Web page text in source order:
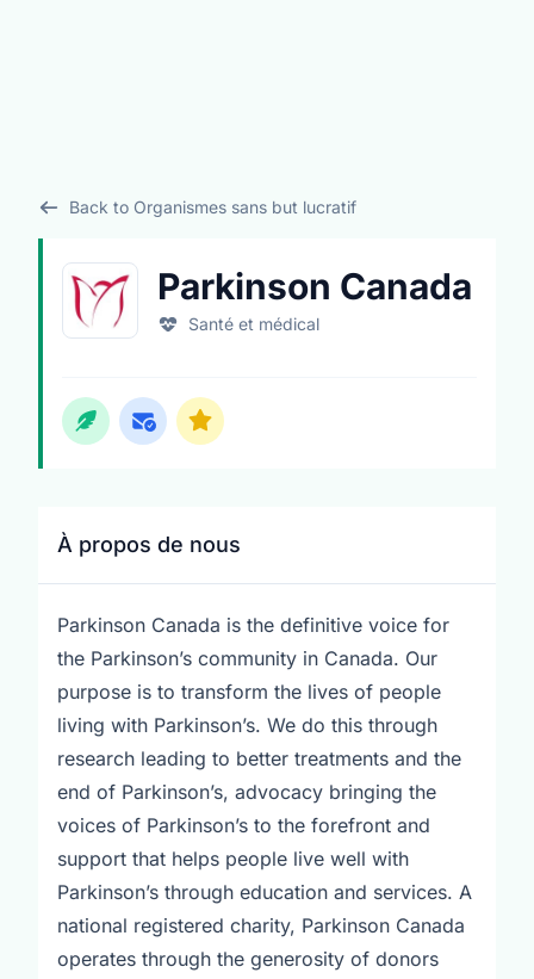
Back to Organismes sans but lucratif
Parkinson Canada
Santé et médical
À propos de nous
Parkinson Canada is the definitive voice for
the Parkinson’s community in Canada. Our
purpose is to transform the lives of people
living with Parkinson’s. We do this through
research leading to better treatments and the
end of Parkinson’s, advocacy bringing the
voices of Parkinson’s to the forefront and
support that helps people live well with
Parkinson’s through education and services. A
national registered charity, Parkinson Canada
operates through the generosity of donors